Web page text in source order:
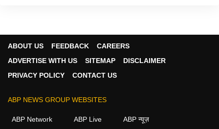
ABOUT US FEEDBACK
CAREERS
ADVERTISE WITH US
SITEMAP
DISCLAIMER
PRIVACY POLICY
CONTACT US
ABP NEWS GROUP WEBSITES
ABP Network ABP Live ABP न्यूज़